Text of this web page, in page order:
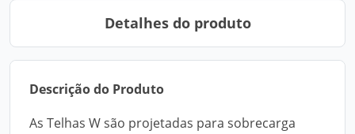
Detalhes do produto
Descrição do Produto
As Telhas W são projetadas para sobrecarga